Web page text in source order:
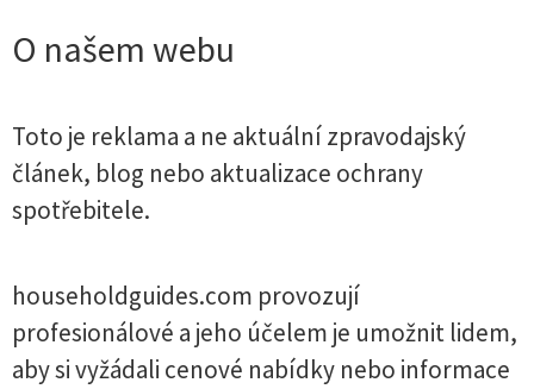
O našem webu
Toto je reklama a ne aktuální zpravodajský
článek, blog nebo aktualizace ochrany
spotřebitele.
householdguides.com provozují
profesionálové a jeho účelem je umožnit lidem,
aby si vyžádali cenové nabídky nebo informace